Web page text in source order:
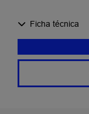
Ficha técnica